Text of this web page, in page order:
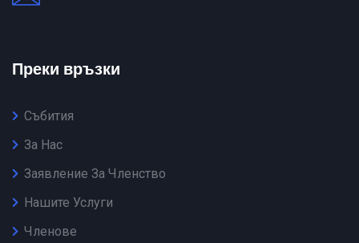
Преки връзки
Събития
За Нас
Заявление За Членство
Нашите Услуги
Членове